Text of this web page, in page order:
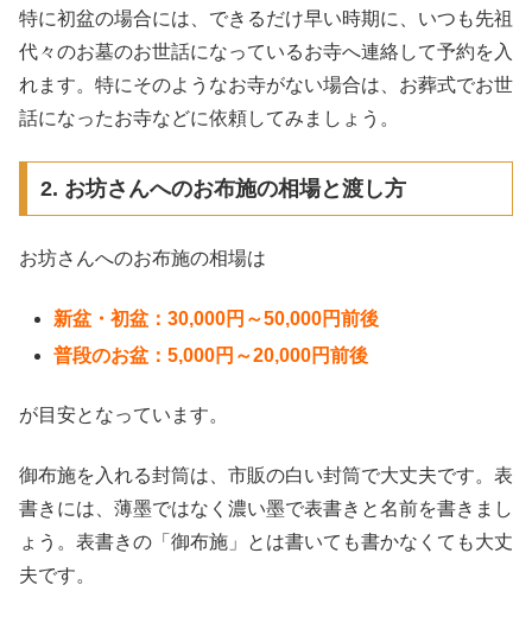
特に初盆の場合には、できるだけ早い時期に、いつも先祖
代々のお墓のお世話になっているお寺へ連絡して予約を入
れます。特にそのようなお寺がない場合は、お葬式でお世
話になったお寺などに依頼してみましょう。
2. お坊さんへのお布施の相場と渡し方
お坊さんへのお布施の相場は
新盆・初盆：30,000円～50,000円前後
普段のお盆：5,000円～20,000円前後
が目安となっています。
御布施を入れる封筒は、市販の白い封筒で大丈夫です。表
書きには、薄墨ではなく濃い墨で表書きと名前を書きまし
ょう。表書きの「御布施」とは書いても書かなくても大丈
夫です。